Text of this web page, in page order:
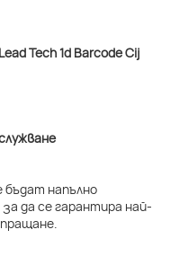
бъдат напълно
да се гарантира най-